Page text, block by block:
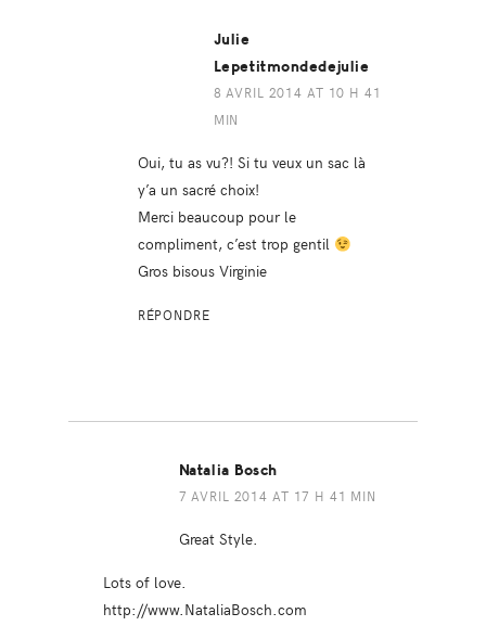
Julie
Lepetitmondedejulie
8 AVRIL 2014 AT 10 H 41
MIN
Oui, tu as vu?! Si tu veux un sac là
y’a un sacré choix!
Merci beaucoup pour le
compliment, c’est trop gentil
Gros bisous Virginie
RÉPONDRE
Natalia Bosch
7 AVRIL 2014 AT 17 H 41 MIN
Great Style.
Lots of love.
http://www.NataliaBosch.com